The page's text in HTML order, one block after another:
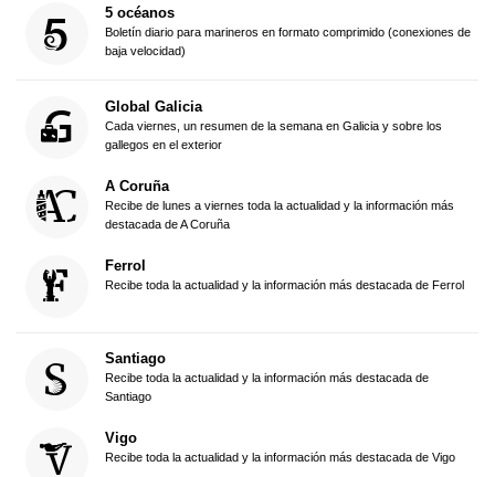
5 océanos
Boletín diario para marineros en formato comprimido (conexiones de
baja velocidad)
Global Galicia
Cada viernes, un resumen de la semana en Galicia y sobre los
gallegos en el exterior
A Coruña
Recibe de lunes a viernes toda la actualidad y la información más
destacada de A Coruña
Ferrol
Recibe toda la actualidad y la información más destacada de Ferrol
Santiago
Recibe toda la actualidad y la información más destacada de
Santiago
Vigo
Recibe toda la actualidad y la información más destacada de Vigo